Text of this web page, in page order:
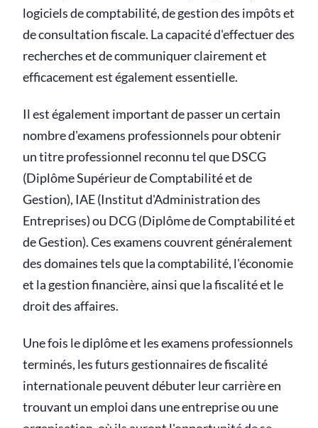
logiciels de comptabilité, de gestion des impôts et
de consultation fiscale. La capacité d'effectuer des
recherches et de communiquer clairement et
efficacement est également essentielle.
Il est également important de passer un certain
nombre d'examens professionnels pour obtenir
un titre professionnel reconnu tel que DSCG
(Diplôme Supérieur de Comptabilité et de
Gestion), IAE (Institut d'Administration des
Entreprises) ou DCG (Diplôme de Comptabilité et
de Gestion). Ces examens couvrent généralement
des domaines tels que la comptabilité, l'économie
et la gestion financière, ainsi que la fiscalité et le
droit des affaires.
Une fois le diplôme et les examens professionnels
terminés, les futurs gestionnaires de fiscalité
internationale peuvent débuter leur carrière en
trouvant un emploi dans une entreprise ou une